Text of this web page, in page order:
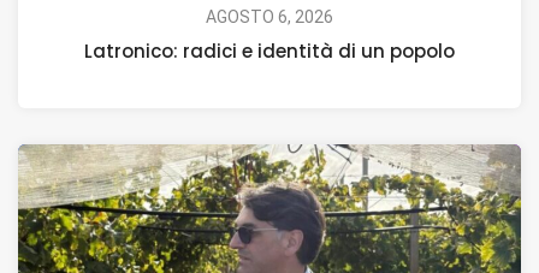
AGOSTO 6, 2026
Latronico: radici e identità di un popolo